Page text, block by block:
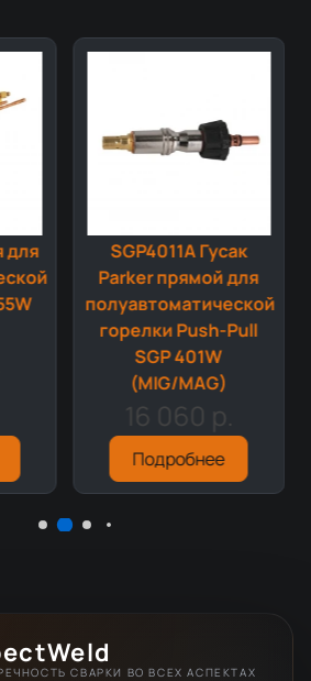
для
SGP4011A Гусак
Parker прямой для
полуавтоматической
горелки Push-Pull
SGP 401W
(MIG/MAG)
16 060 р.
Подробнее
СВАРКИ ВО ВСЕХ АСПЕКТАХ